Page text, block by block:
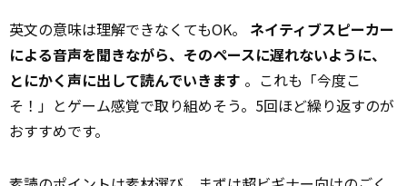
英文の意味は理解できなくてもOK。 ネイティブスピーカー
による音声を聞きながら、そのペースに遅れないように、
とにかく声に出して読んでいきます 。これも「今度こ
そ！」とゲーム感覚で取り組めそう。5回ほど繰り返すのが
おすすめです。